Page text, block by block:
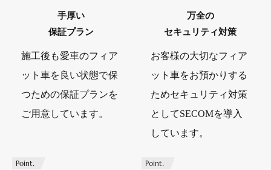
手厚い
保証プラン
施工後も愛車のフィア
ット車を良い状態で保
つための保証プランを
ご用意しています。
万全の
セキュリティ対策
お客様の大切なフィア
ット車をお預かりする
ためセキュリティ対策
としてSECOMを導入
しています。
Point. Point.